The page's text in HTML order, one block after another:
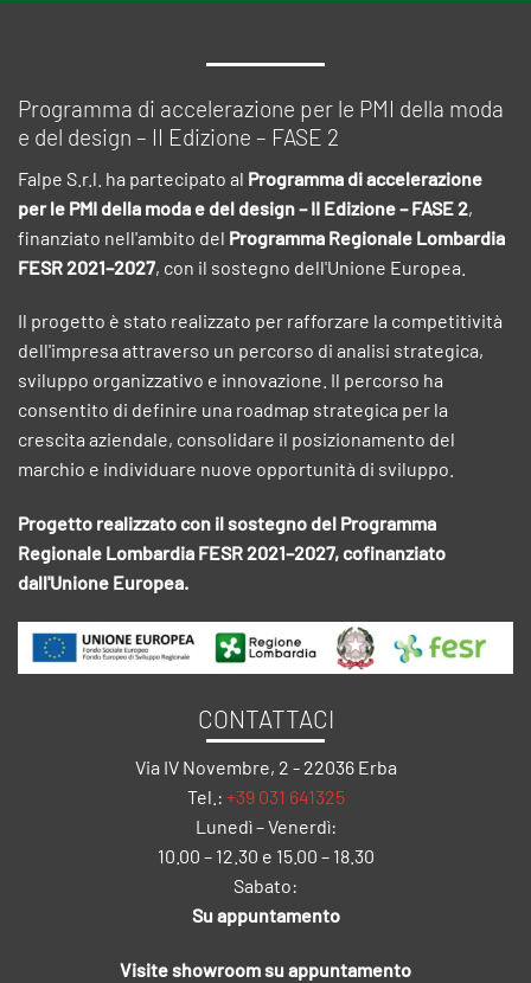
Programma di accelerazione per le PMI della moda
e del design – II Edizione – FASE 2
Falpe S.r.l. ha partecipato al Programma di accelerazione
per le PMI della moda e del design – II Edizione – FASE 2,
finanziato nell'ambito del Programma Regionale Lombardia
FESR 2021–2027, con il sostegno dell'Unione Europea.
Il progetto è stato realizzato per rafforzare la competitività
dell'impresa attraverso un percorso di analisi strategica,
sviluppo organizzativo e innovazione. Il percorso ha
consentito di definire una roadmap strategica per la
crescita aziendale, consolidare il posizionamento del
marchio e individuare nuove opportunità di sviluppo.
Progetto realizzato con il sostegno del Programma
Regionale Lombardia FESR 2021–2027, cofinanziato
dall'Unione Europea.
CONTATTACI
Via IV Novembre, 2 - 22036 Erba
Tel.: +39 031 641325
Lunedì – Venerdì:
10.00 – 12.30 e 15.00 – 18.30
Sabato:
Su appuntamento
Visite showroom su appuntamento